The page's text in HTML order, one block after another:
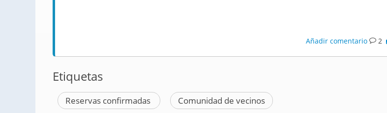
Añadir comentario 2
Etiquetas
Reservas confirmadas Comunidad de vecinos